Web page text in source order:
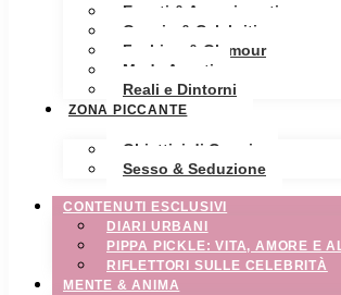
Eventi & Avvenimenti
Gossip & Celebrities
Fashion & Glamour
Moda Avanti
Reali e Dintorni
ZONA PICCANTE
Obiettivi di Coppia
Sesso & Seduzione
CONTENUTI ESCLUSIVI
DIARI URBANI
PIPPA PICKLE: VITA, AMORE E
RIFLETTORI SULLE CELEBRITÀ
MENTE & ANIMA